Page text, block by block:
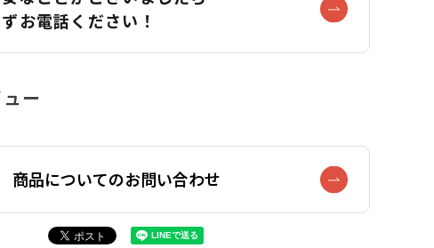
お電話ください！
商品についてのお問い合わせ